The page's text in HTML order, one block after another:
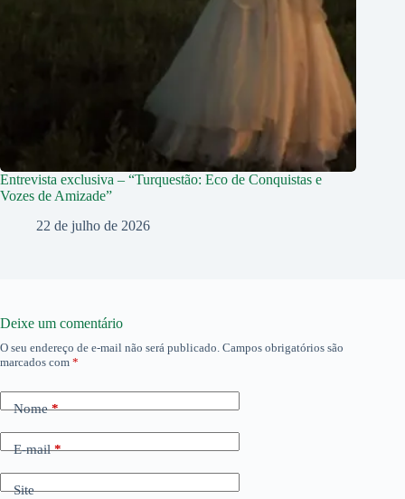
Entrevista exclusiva – “Turquestão: Eco de Conquistas e
Vozes de Amizade”
22 de julho de 2026
Deixe um comentário
O seu endereço de e-mail não será publicado. Campos obrigatórios são
marcados com *
Nome*
E-mail*
Site